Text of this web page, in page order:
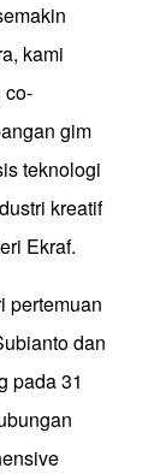
kami
co-
gim
teknologi
kreatif
Ekraf.
pertemuan
dan
pada 31